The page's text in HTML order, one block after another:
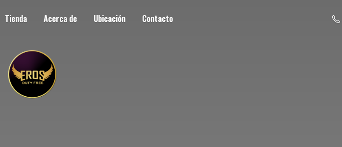
Tienda Acerca de Ubicación Contacto